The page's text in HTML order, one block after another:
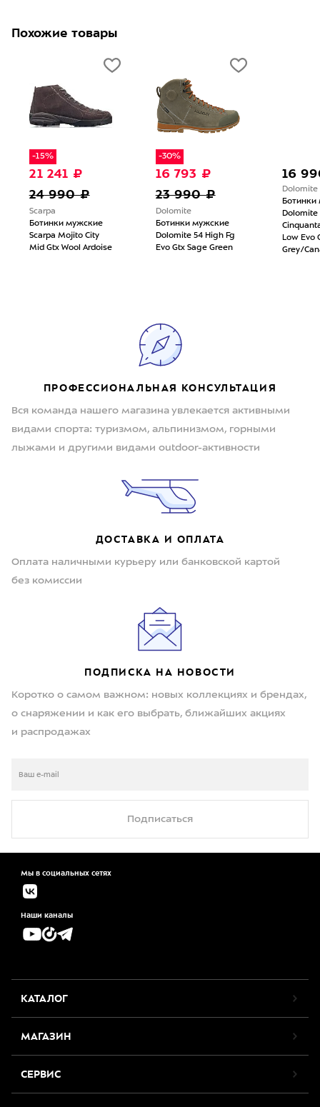
Похожие товары
-15%
21 241 ₽
24 990 ₽
Scarpa
Ботинки мужские
Scarpa Mojito City
Mid Gtx Wool Ardoise
-30%
16 793 ₽
23 990 ₽
Dolomite
Ботинки мужские
Dolomite 54 High Fg
Evo Gtx Sage Green
16
Dolomite
Dolomite
Low Evo
Grey/
ПРОФЕССИОНАЛЬНАЯ КОНСУЛЬТАЦИЯ
Вся команда нашего магазина увлекается активными
видами спорта: туризмом, альпинизмом, горными
лыжами и другими видами outdoor-активности
ДОСТАВКА И ОПЛАТА
Оплата наличными курьеру или банковской картой
без комиссии
ПОДПИСКА НА НОВОСТИ
Коротко о самом важном: новых коллекциях и брендах,
о снаряжении и как его выбрать, ближайших акциях
и распродажах
Подписаться
Мы в социальных сетях
Наши каналы
КАТАЛОГ
МАГАЗИН
СЕРВИС